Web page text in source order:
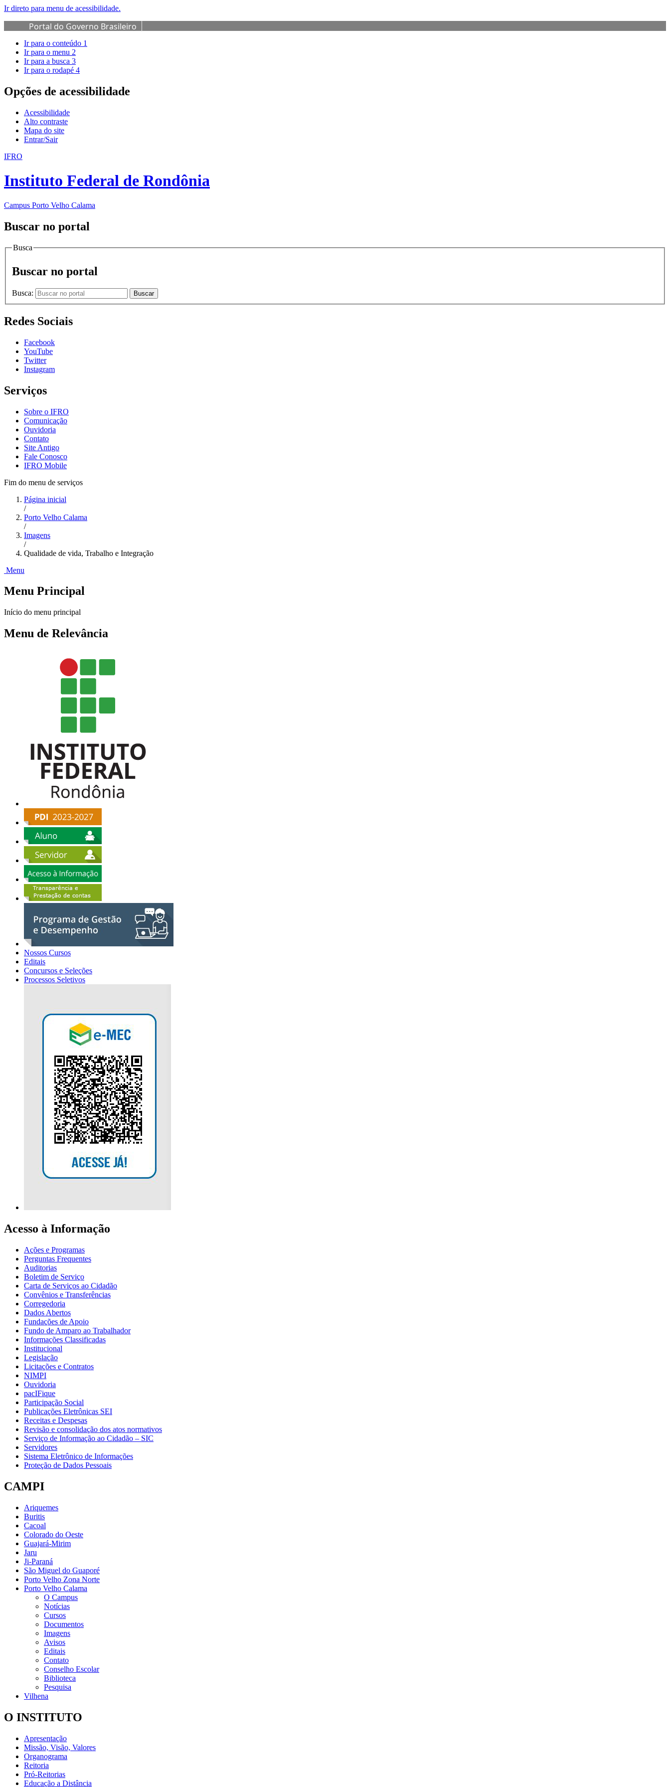
Ir direto para menu de acessibilidade.
Portal do Governo Brasileiro
Ir para o conteúdo 1
Ir para o menu 2
Ir para a busca 3
Ir para o rodapé 4
Opções de acessibilidade
Acessibilidade
Alto contraste
Mapa do site
Entrar/Sair
IFRO
Instituto Federal de Rondônia
Campus Porto Velho Calama
Buscar no portal
Busca
Buscar no portal
Busca: Buscar
Redes Sociais
Facebook
YouTube
Twitter
Instagram
Serviços
Sobre o IFRO
Comunicação
Ouvidoria
Contato
Site Antigo
Fale Conosco
IFRO Mobile
Fim do menu de serviços
Página inicial
/
Porto Velho Calama
/
Imagens
/
Qualidade de vida, Trabalho e Integração
Menu
Menu Principal
Início do menu principal
Menu de Relevância
Nossos Cursos
Editais
Concursos e Seleções
Processos Seletivos
Acesso à Informação
Ações e Programas
Perguntas Frequentes
Auditorias
Boletim de Serviço
Carta de Serviços ao Cidadão
Convênios e Transferências
Corregedoria
Dados Abertos
Fundações de Apoio
Fundo de Amparo ao Trabalhador
Informações Classificadas
Institucional
Legislação
Licitações e Contratos
NIMPI
Ouvidoria
pacIFique
Participação Social
Publicações Eletrônicas SEI
Receitas e Despesas
Revisão e consolidação dos atos normativos
Serviço de Informação ao Cidadão – SIC
Servidores
Sistema Eletrônico de Informações
Proteção de Dados Pessoais
CAMPI
Ariquemes
Buritis
Cacoal
Colorado do Oeste
Guajará-Mirim
Jaru
Ji-Paraná
São Miguel do Guaporé
Porto Velho Zona Norte
Porto Velho Calama
O Campus
Notícias
Cursos
Documentos
Imagens
Avisos
Editais
Contato
Conselho Escolar
Biblioteca
Pesquisa
Vilhena
O INSTITUTO
Apresentação
Missão, Visão, Valores
Organograma
Reitoria
Pró-Reitorias
Educação a Distância